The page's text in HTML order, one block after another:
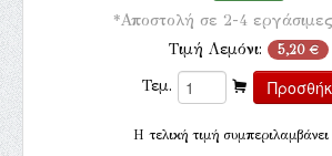
*Αποστολή σε 2-4
Τιμή Λεμόνι: 5,20 €
Τεμ.
H τελική τιμή